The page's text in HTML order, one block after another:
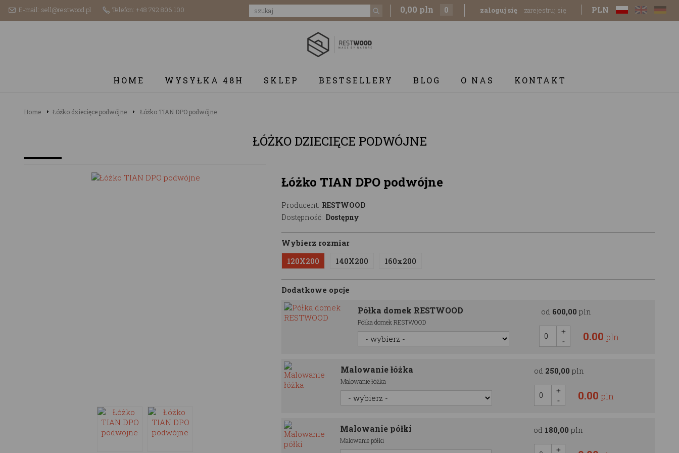
E-mail: sell@restwood.pl Telefon: +48 792 806 100 0,00 pln 0 zaloguj się zarejestruj się PLN
HOME WYSYŁKA 48H SKLEP BESTSELLERY BLOG O NAS KONTAKT
Home Łóżko dziecięce podwójne Łóżko TIAN DPO podwójne
ŁÓŻKO DZIECIĘCE PODWÓJNE
Łóżko TIAN DPO podwójne
Producent: RESTWOOD
Dostępność: Dostępny
Wybierz rozmiar
120X200
140X200 160x200
Dodatkowe opcje
Półka domek RESTWOOD
Półka domek RESTWOOD
od 600,00 pln
0.00 pln
Malowanie łóżka
Malowanie łóżka
od 250,00 pln
0.00 pln
Malowanie półki
Malowanie półki
od 180,00 pln